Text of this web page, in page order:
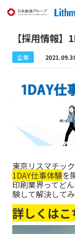
【採用情報】
企業
東京リスマチッ
1DAY仕事体験を
印刷業界ってど
験して解決して
詳しくはこ